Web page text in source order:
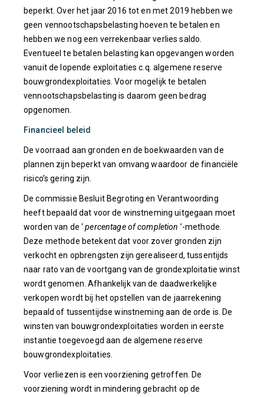
beperkt. Over het jaar 2016 tot en met 2019 hebben we
geen vennootschapsbelasting hoeven te betalen en
hebben we nog een verrekenbaar verlies saldo.
Eventueel te betalen belasting kan opgevangen worden
vanuit de lopende exploitaties c.q. algemene reserve
bouwgrondexploitaties. Voor mogelijk te betalen
vennootschapsbelasting is daarom geen bedrag
opgenomen.
Financieel beleid
De voorraad aan gronden en de boekwaarden van de
plannen zijn beperkt van omvang waardoor de financiële
risico’s gering zijn.
De commissie Besluit Begroting en Verantwoording
heeft bepaald dat voor de winstneming uitgegaan moet
worden van de ‘ percentage of completion ’-methode.
Deze methode betekent dat voor zover gronden zijn
verkocht en opbrengsten zijn gerealiseerd, tussentijds
naar rato van de voortgang van de grondexploitatie winst
wordt genomen. Afhankelijk van de daadwerkelijke
verkopen wordt bij het opstellen van de jaarrekening
bepaald of tussentijdse winstneming aan de orde is. De
winsten van bouwgrondexploitaties worden in eerste
instantie toegevoegd aan de algemene reserve
bouwgrondexploitaties.
Voor verliezen is een voorziening getroffen. De
voorziening wordt in mindering gebracht op de